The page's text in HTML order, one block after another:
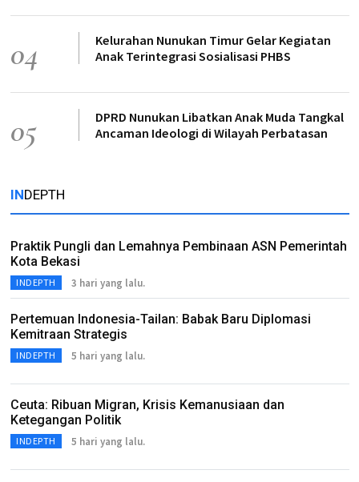
04
Kelurahan Nunukan Timur Gelar Kegiatan
Anak Terintegrasi Sosialisasi PHBS
05
DPRD Nunukan Libatkan Anak Muda Tangkal
Ancaman Ideologi di Wilayah Perbatasan
INDEPTH
Praktik Pungli dan Lemahnya Pembinaan ASN Pemerintah
Kota Bekasi
INDEPTH 3 hari yang lalu.
Pertemuan Indonesia-Tailan: Babak Baru Diplomasi
Kemitraan Strategis
INDEPTH 5 hari yang lalu.
Ceuta: Ribuan Migran, Krisis Kemanusiaan dan
Ketegangan Politik
INDEPTH 5 hari yang lalu.